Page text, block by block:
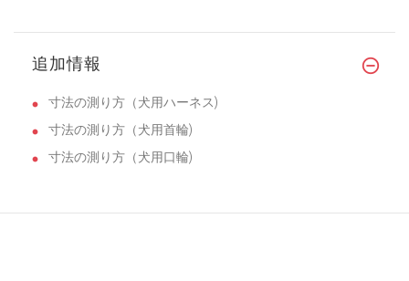
追加情報
寸法の測り方（犬用ハーネス)
寸法の測り方（犬用首輪)
寸法の測り方（犬用口輪)